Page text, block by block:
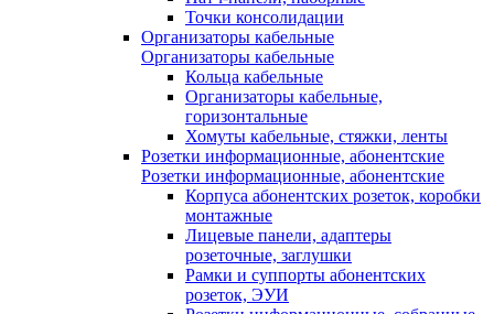
Точки консолидации
Организаторы кабельные
Организаторы кабельные
Кольца кабельные
Организаторы кабельные,
горизонтальные
Хомуты кабельные, стяжки, ленты
Розетки информационные, абонентские
Розетки информационные, абонентские
Корпуса абонентских розеток, коробки
монтажные
Лицевые панели, адаптеры
розеточные, заглушки
Рамки и суппорты абонентских
розеток, ЭУИ